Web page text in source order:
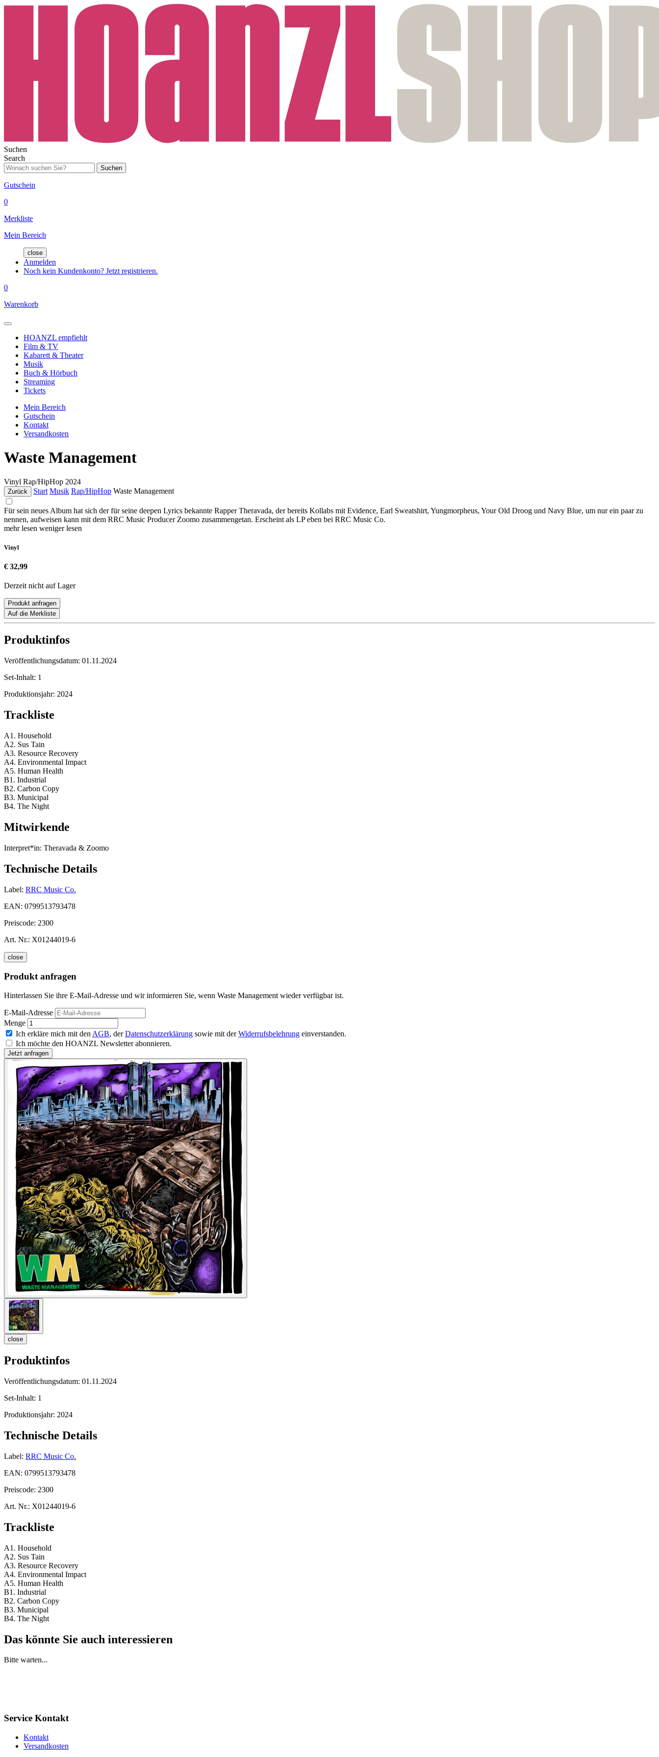
Suchen
Search
Suchen
Gutschein
0
Merkliste
Mein Bereich
close
Anmelden
Noch kein Kundenkonto? Jetzt registrieren.
0
Warenkorb
HOANZL empfiehlt
Film & TV
Kabarett & Theater
Musik
Buch & Hörbuch
Streaming
Tickets
Mein Bereich
Gutschein
Kontakt
Versandkosten
Waste Management
Vinyl Rap/HipHop 2024
Zurück Start Musik Rap/HipHop Waste Management
Für sein neues Album hat sich der für seine deepen Lyrics bekannte Rapper Theravada, der bereits Kollabs mit Evidence, Earl Sweatshirt, Yungmorpheus, Your Old Droog und Navy Blue, um nur ein paar zu
nennen, aufweisen kann mit dem RRC Music Producer Zoomo zusammengetan. Erscheint als LP eben bei RRC Music Co.
mehr lesen weniger lesen
Vinyl
€ 32,99
Derzeit nicht auf Lager
Produkt anfragen
Auf die Merkliste
Produktinfos
Veröffentlichungsdatum: 01.11.2024
Set-Inhalt: 1
Produktionsjahr: 2024
Trackliste
A1. Household
A2. Sus Tain
A3. Resource Recovery
A4. Environmental Impact
A5. Human Health
B1. Industrial
B2. Carbon Copy
B3. Municipal
B4. The Night
Mitwirkende
Interpret*in: Theravada & Zoomo
Technische Details
Label: RRC Music Co.
EAN: 0799513793478
Preiscode: 2300
Art. Nr.: X01244019-6
close
Produkt anfragen
Hinterlassen Sie ihre E-Mail-Adresse und wir informieren Sie, wenn Waste Management wieder verfügbar ist.
E-Mail-Adresse
Menge
Ich erkläre mich mit den AGB, derDatenschutzerklärung sowie mit derWiderrufsbelehrung einverstanden.
Ich möchte den HOANZL Newsletter abonnieren.
close
Produktinfos
Veröffentlichungsdatum: 01.11.2024
Set-Inhalt: 1
Produktionsjahr: 2024
Technische Details
Label: RRC Music Co.
EAN: 0799513793478
Preiscode: 2300
Art. Nr.: X01244019-6
Trackliste
A1. Household
A2. Sus Tain
A3. Resource Recovery
A4. Environmental Impact
A5. Human Health
B1. Industrial
B2. Carbon Copy
B3. Municipal
B4. The Night
Das könnte Sie auch interessieren
Bitte warten...
Service Kontakt
Kontakt
Versandkosten